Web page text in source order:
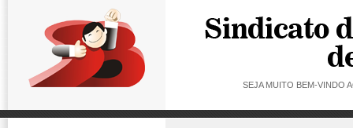
SEJA MUITO BEM-